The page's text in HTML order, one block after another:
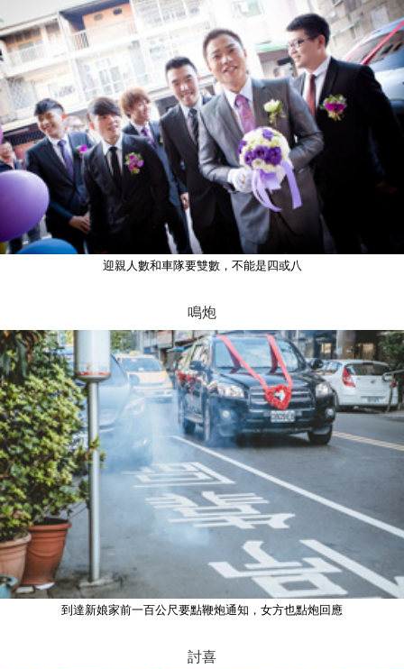
迎親人數和車隊要雙數，不能是四或八
鳴炮
到達新娘家前一百公尺要點鞭炮通知，女方也點炮回應
討喜